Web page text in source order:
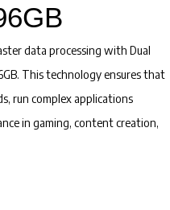
data processing with Dual
This technology ensures that
run complex applications
in gaming, content creation,